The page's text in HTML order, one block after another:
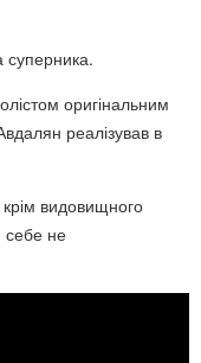
оригінальним
реалізував в
крім видовищного
себе не